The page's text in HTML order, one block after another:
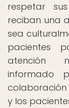
respetar
reciban una
sea
pacientes
atención
informado
colaboración
y los